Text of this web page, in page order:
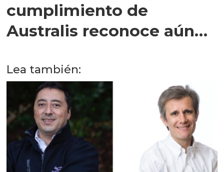
cumplimiento de
Australis reconoce aún
en Estero Retroceso
Lea también: